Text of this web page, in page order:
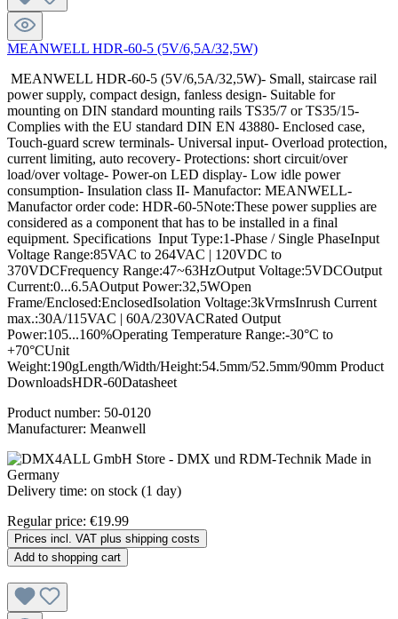
MEANWELL HDR-60-5 (5V/6,5A/32,5W)
MEANWELL HDR-60-5 (5V/6,5A/32,5W)- Small, staircase rail
power supply, compact design, fanless design- Suitable for
mounting on DIN standard mounting rails TS35/7 or TS35/15-
Complies with the EU standard DIN EN 43880- Enclosed case,
Touch-guard screw terminals- Universal input- Overload protection,
current limiting, auto recovery- Protections: short circuit/over
load/over voltage- Power-on LED display- Low idle power
consumption- Insulation class II- Manufactor: MEANWELL-
Manufactor order code: HDR-60-5Note:These power supplies are
considered as a component that has to be installed in a final
equipment. Specifications Input Type:1-Phase / Single PhaseInput
Voltage Range:85VAC to 264VAC | 120VDC to
370VDCFrequency Range:47~63HzOutput Voltage:5VDCOutput
Current:0...6.5AOutput Power:32,5WOpen
Frame/Enclosed:EnclosedIsolation Voltage:3kVrmsInrush Current
max.:30A/115VAC | 60A/230VACRated Output
Power:105...160%Operating Temperature Range:-30°C to
+70°CUnit
Weight:190gLength/Width/Height:54.5mm/52.5mm/90mm Product
DownloadsHDR-60Datasheet
Product number: 50-0120
Manufacturer: Meanwell
Delivery time: on stock (1 day)
Regular price: €19.99
Prices incl. VAT plus shipping costs
Add to shopping cart